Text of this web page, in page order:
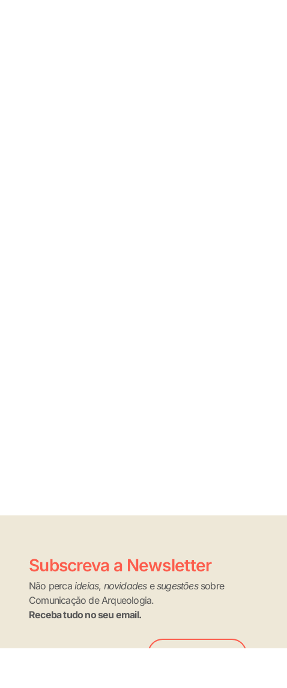
Subscreva a Newsletter
Não perca ideias, novidadesesugestõessobre
Comunicação de Arqueologia.
Receba tudo no seu email.